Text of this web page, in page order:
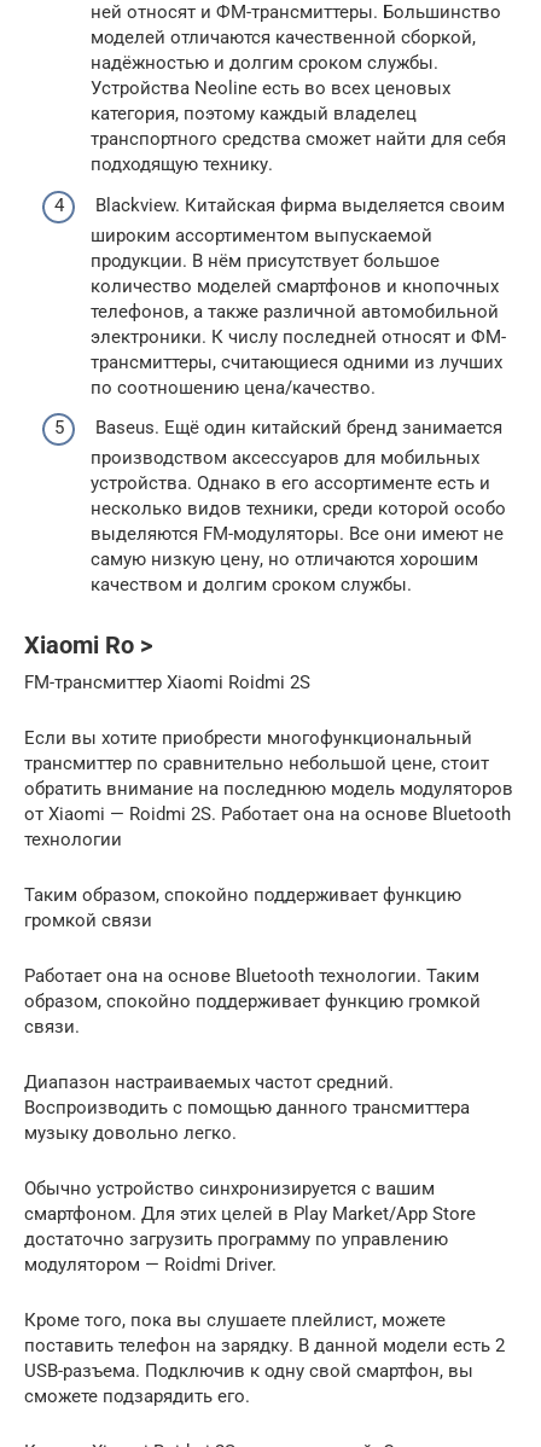
ней относят и ФМ-трансмиттеры. Большинство
моделей отличаются качественной сборкой,
надёжностью и долгим сроком службы.
Устройства Neoline есть во всех ценовых
категория, поэтому каждый владелец
транспортного средства сможет найти для себя
подходящую технику.
Blackview. Китайская фирма выделяется своим
широким ассортиментом выпускаемой
продукции. В нём присутствует большое
количество моделей смартфонов и кнопочных
телефонов, а также различной автомобильной
электроники. К числу последней относят и ФМ-
трансмиттеры, считающиеся одними из лучших
по соотношению цена/качество.
Baseus. Ещё один китайский бренд занимается
производством аксессуаров для мобильных
устройства. Однако в его ассортименте есть и
несколько видов техники, среди которой особо
выделяются FM-модуляторы. Все они имеют не
самую низкую цену, но отличаются хорошим
качеством и долгим сроком службы.
Xiaomi Ro >
FM-трансмиттер Xiaomi Roidmi 2S
Если вы хотите приобрести многофункциональный
трансмиттер по сравнительно небольшой цене, стоит
обратить внимание на последнюю модель модуляторов
от Xiaomi — Roidmi 2S. Работает она на основе Bluetooth
технологии
Таким образом, спокойно поддерживает функцию
громкой связи
Работает она на основе Bluetooth технологии. Таким
образом, спокойно поддерживает функцию громкой
связи.
Диапазон настраиваемых частот средний.
Воспроизводить с помощью данного трансмиттера
музыку довольно легко.
Обычно устройство синхронизируется с вашим
смартфоном. Для этих целей в Play Market/App Store
достаточно загрузить программу по управлению
модулятором — Roidmi Driver.
Кроме того, пока вы слушаете плейлист, можете
поставить телефон на зарядку. В данной модели есть 2
USB-разъема. Подключив к одну свой смартфон, вы
сможете подзарядить его.